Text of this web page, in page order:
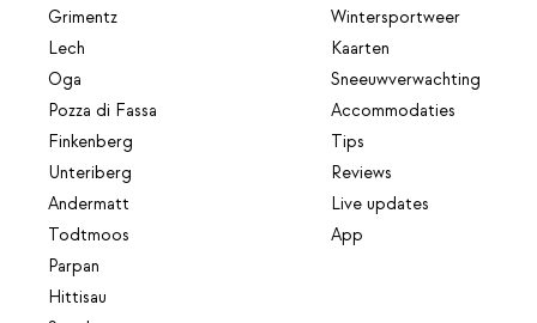
Grimentz
Lech
Oga
Pozza di Fassa
Finkenberg
Unteriberg
Andermatt
Todtmoos
Parpan
Hittisau
Wintersportweer
Kaarten
Sneeuwverwachting
Accommodaties
Tips
Reviews
Live updates
App